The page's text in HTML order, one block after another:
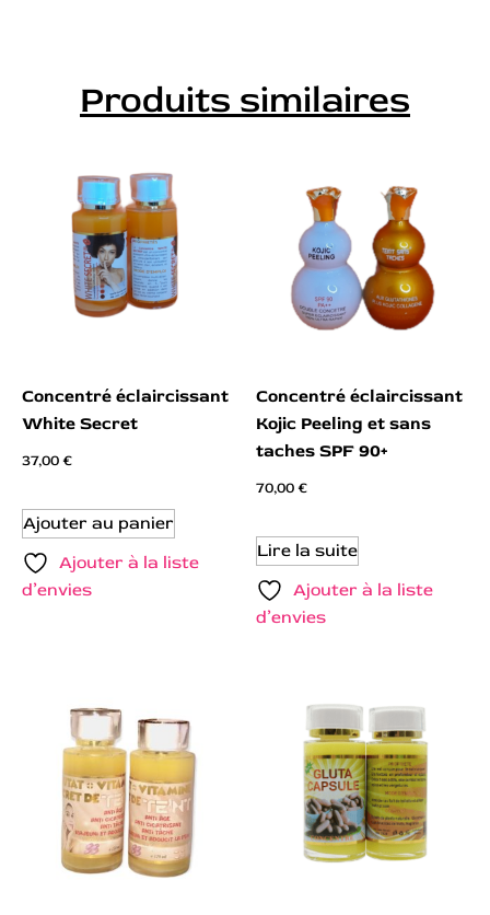
Produits similaires
Concentré éclaircissant
White Secret
37,00€
Ajouter au panier
Ajouter à la liste
d’envies
Concentré éclaircissant
Kojic Peeling et sans
taches SPF 90+
70,00€
Lire la suite
Ajouter à la liste
d’envies